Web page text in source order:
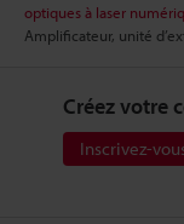
optiques à laser
Amplificateur, unité
Créez votre
Inscrivez-